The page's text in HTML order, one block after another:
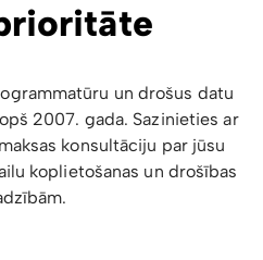
un drošus datu
2007. gada. Sazinieties ar
konsultāciju par jūsu
koplietošanas un drošības